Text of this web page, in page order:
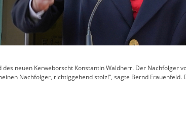
neuen Kerweborscht Konstantin Waldherr. Der Nachfolger
Nachfolger, richtiggehend stolz!“, sagte Bernd